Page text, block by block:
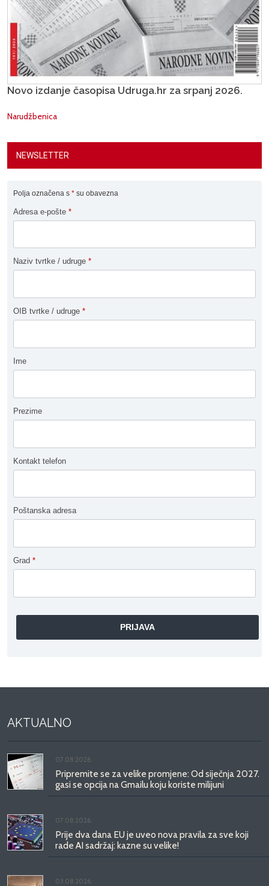
Novo izdanje časopisa Udruga.hr za srpanj 2026.
Narudžbenica
NEWSLETTER
Polja označena s * su obavezna
Adresa e-pošte *
Naziv tvrtke / udruge *
OIB tvrtke / udruge *
Ime
Prezime
Kontakt telefon
Poštanska adresa
Grad *
AKTUALNO
07.08.2026.
Pripremite se za velike promjene: Od siječnja 2027.
gasi se opcija na Gmailu koju koriste milijuni
07.08.2026.
Prije dva dana EU je uveo nova pravila za sve koji
rade AI sadržaj: kazne su velike!
03.08.2026.